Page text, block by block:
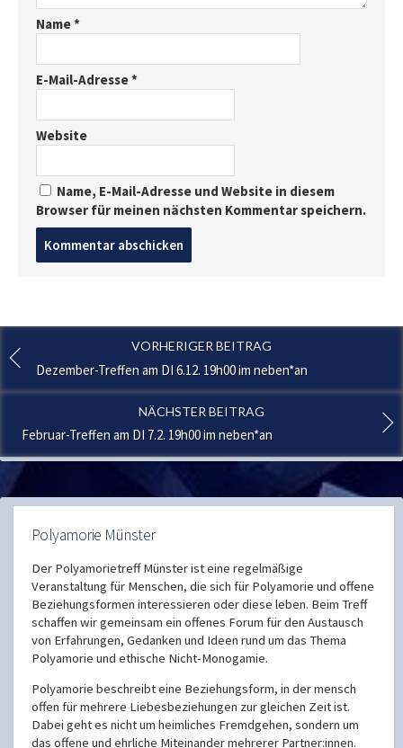
Name*
E-Mail-Adresse*
Website
Name, E-Mail-Adresse und Website in diesem
Browser für meinen nächsten Kommentar speichern.
VORHERIGER BEITRAG
Dezember-Treffen am DI 6.12. 19h00 im neben*an
NÄCHSTER BEITRAG
Februar-Treffen am DI 7.2. 19h00 im neben*an
Polyamorie Münster
Der Polyamorietreff Münster ist eine regelmäßige
Veranstaltung für Menschen, die sich für Polyamorie und offene
Beziehungsformen interessieren oder diese leben. Beim Treff
schaffen wir gemeinsam ein offenes Forum für den Austausch
von Erfahrungen, Gedanken und Ideen rund um das Thema
Polyamorie und ethische Nicht-Monogamie.
Polyamorie beschreibt eine Beziehungsform, in der mensch
offen für mehrere Liebesbeziehungen zur gleichen Zeit ist.
Dabei geht es nicht um heimliches Fremdgehen, sondern um
das offene und ehrliche Miteinander mehrerer Partner:innen.